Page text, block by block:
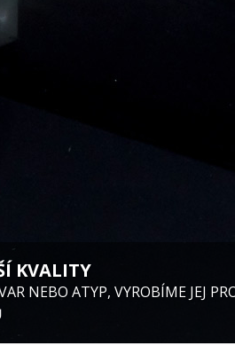
KVALITY
NEBO ATYP, VYROBÍME JEJ